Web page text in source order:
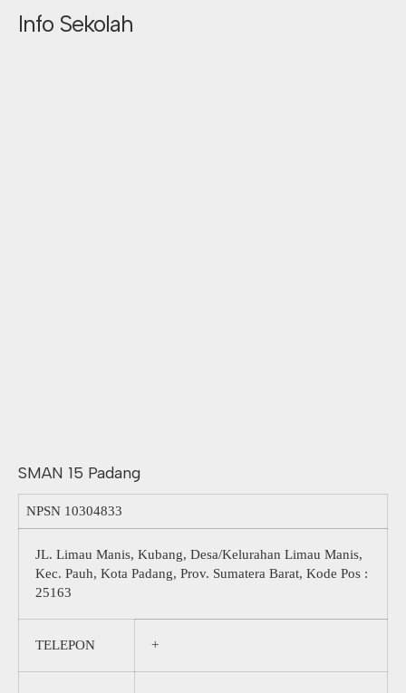
Info Sekolah
SMAN 15 Padang
NPSN 10304833
JL. Limau Manis, Kubang, Desa/Kelurahan Limau Manis,
Kec. Pauh, Kota Padang, Prov. Sumatera Barat, Kode Pos :
25163
TELEPON +